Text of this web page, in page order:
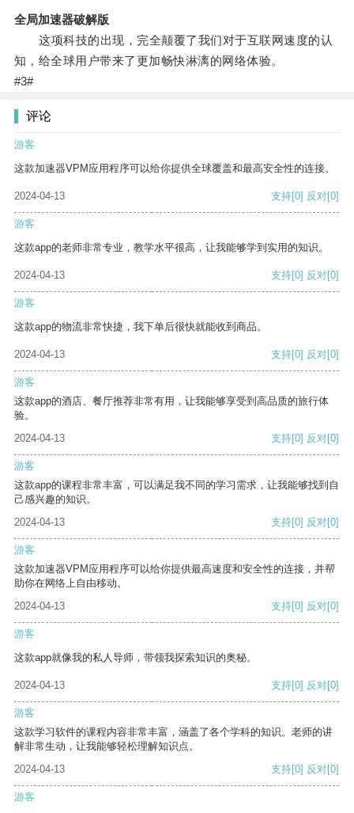
全局加速器破解版
这项科技的出现，完全颠覆了我们对于互联网速度的认
知，给全球用户带来了更加畅快淋漓的网络体验。
#3#
评论
游客
这款加速器VPM应用程序可以给你提供全球覆盖和最高安全性的连接。
2024-04-13 支持[0] 反对[0]
游客
这款app的老师非常专业，教学水平很高，让我能够学到实用的知识。
2024-04-13 支持[0] 反对[0]
游客
这款app的物流非常快捷，我下单后很快就能收到商品。
2024-04-13 支持[0] 反对[0]
游客
这款app的酒店、餐厅推荐非常有用，让我能够享受到高品质的旅行体
验。
2024-04-13
支持[0] 反对[0]
游客
这款app的课程非常丰富，可以满足我不同的学习需求，让我能够找到自
己感兴趣的知识。
2024-04-13
支持[0] 反对[0]
游客
这款加速器VPM应用程序可以给你提供最高速度和安全性的连接，并帮
助你在网络上自由移动。
2024-04-13
支持[0] 反对[0]
游客
这款app就像我的私人导师，带领我探索知识的奥秘。
2024-04-13 支持[0] 反对[0]
游客
这款学习软件的课程内容非常丰富，涵盖了各个学科的知识。老师的讲
解非常生动，让我能够轻松理解知识点。
2024-04-13
支持[0] 反对[0]
游客